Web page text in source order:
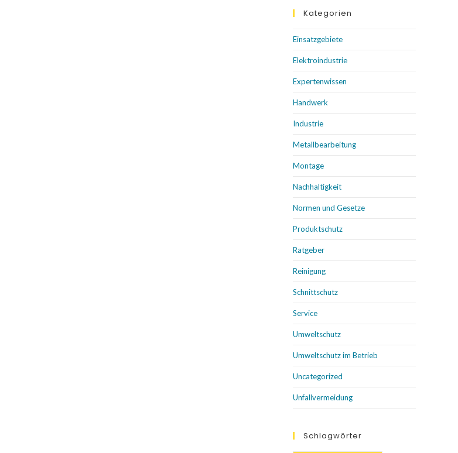
Kategorien
Einsatzgebiete
Elektroindustrie
Expertenwissen
Handwerk
Industrie
Metallbearbeitung
Montage
Nachhaltigkeit
Normen und Gesetze
Produktschutz
Ratgeber
Reinigung
Schnittschutz
Service
Umweltschutz
Umweltschutz im Betrieb
Uncategorized
Unfallvermeidung
Schlagwörter